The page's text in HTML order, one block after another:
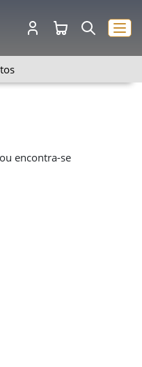
encontra-se